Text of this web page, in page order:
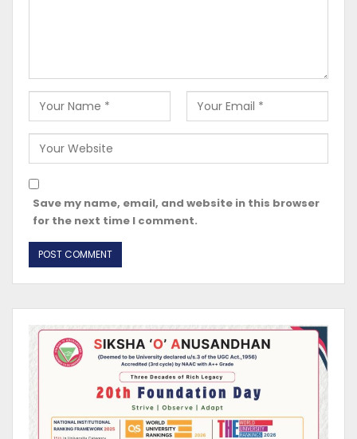
Save my name, email, and website in this browser
for the next time I comment.